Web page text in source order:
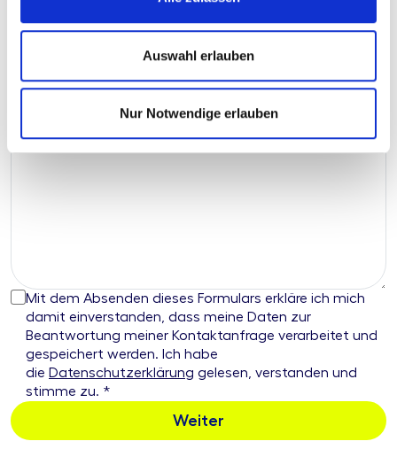
Auswahl erlauben
Nur Notwendige erlauben
Nachname*
Telefonnummer
E-Mail Adresse*
Was können wir für Sie tun?*
Mit dem Absenden dieses Formulars erkläre ich mich
damit einverstanden, dass meine Daten zur
Beantwortung meiner Kontaktanfrage verarbeitet und
gespeichert werden. Ich habe
die Datenschutzerklärung gelesen, verstanden und
stimme zu. *
Weiter